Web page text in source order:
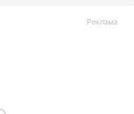
Реклама